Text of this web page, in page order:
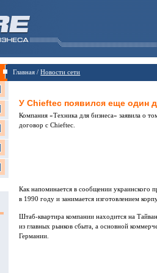
Главная /Новости сети
У Chieftec появился еще один
Компания «Техника для бизнеса» заявила о
договор с Chieftec.
Как напоминается в сообщении украинского
в 1990 году и занимается изготовлением
Штаб-квартира компании находится на
из главных рынков сбыта, а основной
Германии.